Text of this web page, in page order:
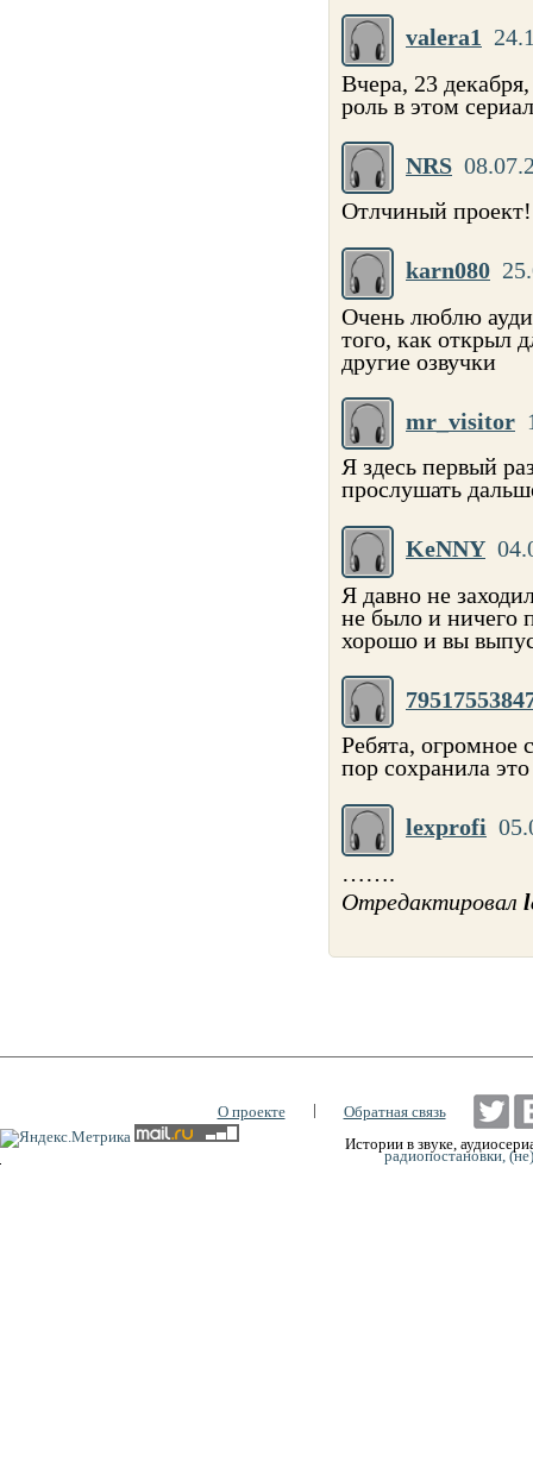
valera1
Вчера, 23
роль в этом
NRS
Отлчиный
karn080
Очень люблю
того, как открыл
другие озвучки
mr_visitor
Я здесь первый
прослушать
KeNNY
Я давно не
не было и ничего
хорошо и вы
Ребята, огромное
пор сохранила
lexprofi
…….
Отредактировал
О проекте |
Обратная связь
Истории в звуке,
радиопостановки,